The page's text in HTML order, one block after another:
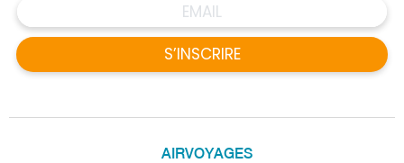
AIRVOYAGES
S’INSCRIRE